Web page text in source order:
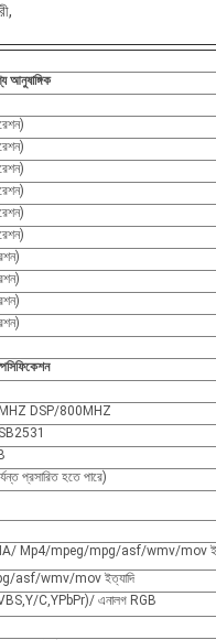
আনুষাঙ্গিক
DSP/800MHZ
প্রসারিত হতে পারে)
Mp4/mpeg/mpg/asf/wmv/mov
asf/wmv/mov ইত্যাদি
C,YPbPr)/ এনালগ RGB